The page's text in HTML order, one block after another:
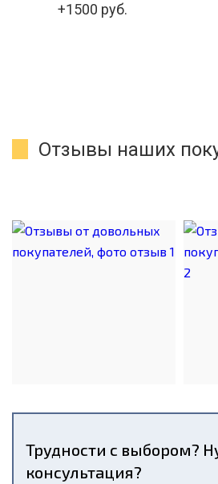
+1500 руб.
Отзывы наших
Трудности с выбором?
консультация?